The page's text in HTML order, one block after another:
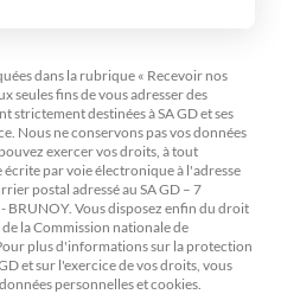
dans la rubrique « Recevoir nos
seules fins de vous adresser des
strictement destinées à SA GD et ses
Nous ne conservons pas vos données
exercer vos droits, à tout
par voie électronique à l'adresse
postal adressé au SA GD – 7
BRUNOY. Vous disposez enfin du droit
la Commission nationale de
plus d'informations sur la protection
et sur l'exercice de vos droits, vous
personnelles et cookies.